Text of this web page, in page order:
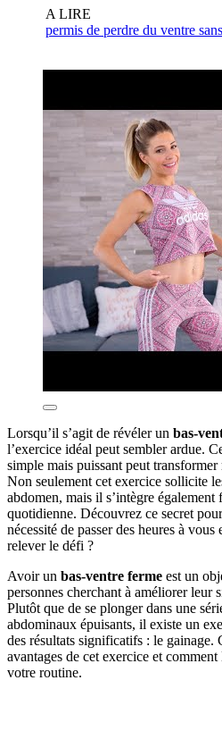
A LIRE
permis de perdre du ventre
Lorsqu’il s’agit de révéler un bas-
l’exercice idéal peut sembler ardue.
simple mais puissant peut
Non seulement cet exercice sollicite
abdomen, mais il s’intègre
quotidienne. Découvrez ce secret
nécessité de passer des heures à
relever le défi ?
Avoir un bas-ventre ferme est un
personnes cherchant à améliorer leur
Plutôt que de se plonger dans une
abdominaux épuisants, il existe un
des résultats significatifs : le gainage.
avantages de cet exercice et
votre routine.